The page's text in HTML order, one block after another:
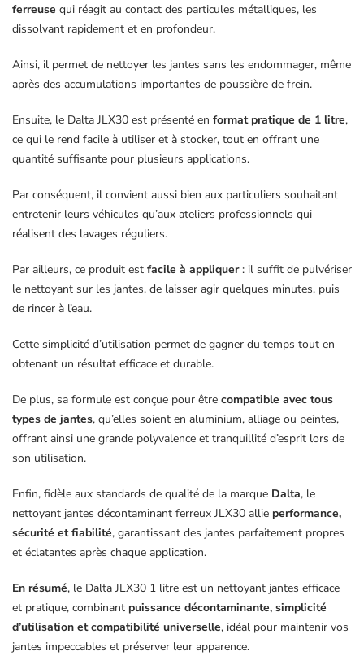
ferreuse qui réagit au contact des particules métalliques, les
dissolvant rapidement et en profondeur.
Ainsi, il permet de nettoyer les jantes sans les endommager, même
après des accumulations importantes de poussière de frein.
Ensuite, le Dalta JLX30 est présenté en format pratique de 1 litre,
ce qui le rend facile à utiliser et à stocker, tout en offrant une
quantité suffisante pour plusieurs applications.
Par conséquent, il convient aussi bien aux particuliers souhaitant
entretenir leurs véhicules qu’aux ateliers professionnels qui
réalisent des lavages réguliers.
Par ailleurs, ce produit est facile à appliquer: il suffit de pulvériser
le nettoyant sur les jantes, de laisser agir quelques minutes, puis
de rincer à l’eau.
Cette simplicité d’utilisation permet de gagner du temps tout en
obtenant un résultat efficace et durable.
De plus, sa formule est conçue pour être compatible avec tous
types de jantes, qu’elles soient en aluminium, alliage ou peintes,
offrant ainsi une grande polyvalence et tranquillité d’esprit lors de
son utilisation.
Enfin, fidèle aux standards de qualité de la marque Dalta, le
nettoyant jantes décontaminant ferreux JLX30 allie performance,
sécurité et fiabilité, garantissant des jantes parfaitement propres
et éclatantes après chaque application.
En résumé, le Dalta JLX30 1 litre est un nettoyant jantes efficace
et pratique, combinant puissance décontaminante, simplicité
d’utilisation et compatibilité universelle, idéal pour maintenir vos
jantes impeccables et préserver leur apparence.